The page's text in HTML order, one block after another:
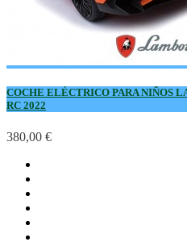
COCHE ELÉCTRICO PARA NIÑOS
RC 2022
380,00 €